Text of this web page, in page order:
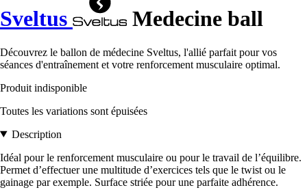
Sveltus Medecine ball
Découvrez le ballon de médecine Sveltus, l'allié parfait pour vos
séances d'entraînement et votre renforcement musculaire optimal.
Produit indisponible
Toutes les variations sont épuisées
Description
Idéal pour le renforcement musculaire ou pour le travail de l’équilibre.
Permet d’effectuer une multitude d’exercices tels que le twist ou le
gainage par exemple. Surface striée pour une parfaite adhérence.